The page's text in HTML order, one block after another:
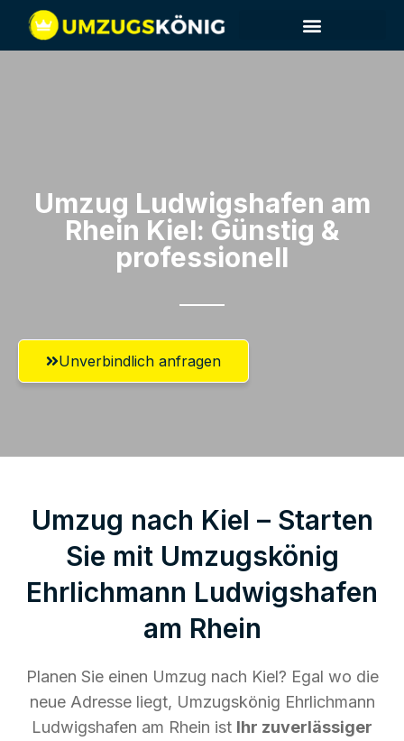
Umzug Ludwigshafen am
Rhein​ Kiel: Günstig &
professionell​
Unverbindlich anfragen
Umzug nach Kiel – Starten
Sie mit Umzugskönig
Ehrlichmann Ludwigshafen
am Rhein
Planen Sie einen Umzug nach Kiel? Egal wo die
neue Adresse liegt, Umzugskönig Ehrlichmann
Ludwigshafen am Rhein ist Ihr zuverlässiger